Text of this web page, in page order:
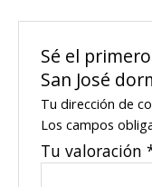
Sé el
San José
Tu dirección de
Los campos
Tu valoración